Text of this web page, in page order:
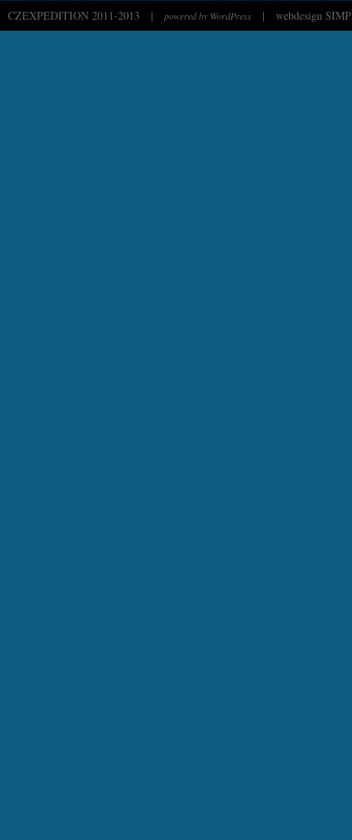
CZEXPEDITION 2011-2013 | powered by WordPress | webdesign